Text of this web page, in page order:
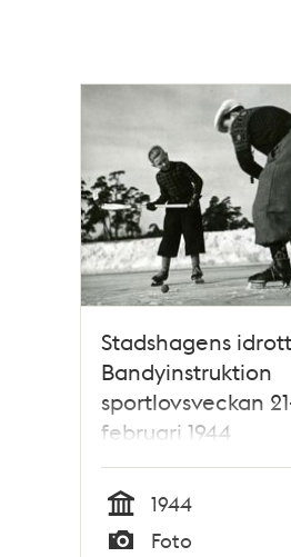
Stadshagens
Bandyinstruktion
sportlovsveckan
februari 1944
Tid
1944
Foto